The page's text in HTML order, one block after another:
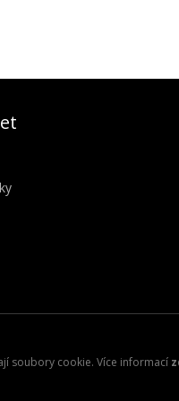
soubory cookie. Více informací